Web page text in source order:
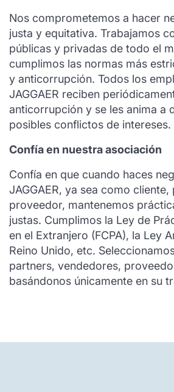
Nos comprometemos a hacer
justa y equitativa. Trabajamos
públicas y privadas de todo el
cumplimos las normas más
y anticorrupción. Todos los
JAGGAER reciben
anticorrupción y se les anima a
posibles conflictos de intereses.
Confía en nuestra asociación
Confía en que cuando haces
JAGGAER, ya sea como cliente,
proveedor, mantenemos
justas. Cumplimos la Ley de
en el Extranjero (FCPA), la Ley
Reino Unido, etc.
partners, vendedores,
basándonos únicamente en su